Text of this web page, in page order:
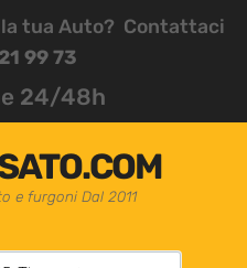
tua Auto? Contattaci
99 73
24/48h
e furgoni Dal 2011